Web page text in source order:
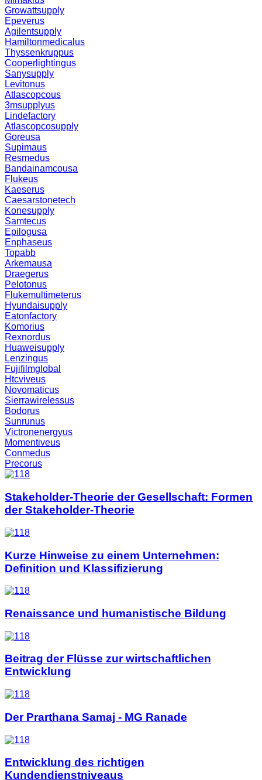
Growattsupply
Epeverus
Agilentsupply
Hamiltonmedicalus
Thyssenkruppus
Cooperlightingus
Sanysupply
Levitonus
Atlascopcous
3msupplyus
Lindefactory
Atlascopcosupply
Goreusa
Supimaus
Resmedus
Bandainamcousa
Flukeus
Kaeserus
Caesarstonetech
Konesupply
Samtecus
Epilogusa
Enphaseus
Topabb
Arkemausa
Draegerus
Pelotonus
Flukemultimeterus
Hyundaisupply
Eatonfactory
Komorius
Rexnordus
Huaweisupply
Lenzingus
Fujifilmglobal
Htcviveus
Novomaticus
Sierrawirelessus
Bodorus
Sunrunus
Victronenergyus
Momentiveus
Conmedus
Precorus
Stakeholder-Theorie der Gesellschaft: Formen
der Stakeholder-Theorie
Kurze Hinweise zu einem Unternehmen:
Definition und Klassifizierung
Renaissance und humanistische Bildung
Beitrag der Flüsse zur wirtschaftlichen
Entwicklung
Der Prarthana Samaj - MG Ranade
Entwicklung des richtigen
Kundendienstniveaus